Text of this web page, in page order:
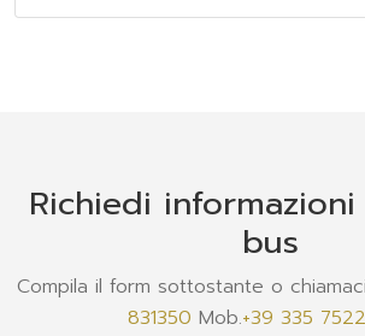
Richiedi
bus
Compila il form sottostante o
831350 Mob.+39 335